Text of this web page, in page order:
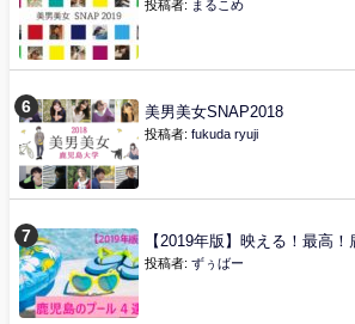
投稿者: まるこめ
美男美女SNAP2018
投稿者: fukuda ryuji
【2019年版】映える！最高！
投稿者: ずぅばー